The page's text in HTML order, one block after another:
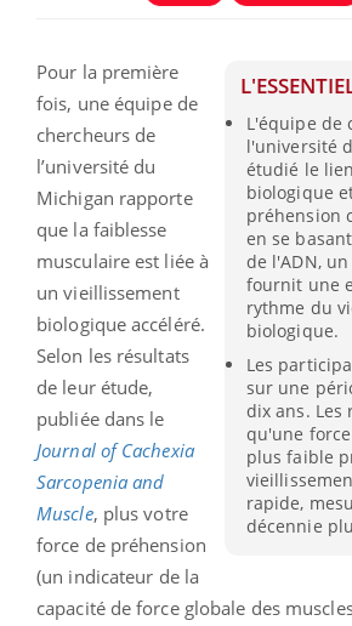
L'équipe de
l'université
étudié le
biologique
préhension
en se
de l'ADN,
fournit une
rythme du
biologique.
Les
sur une
dix ans.
qu'une
plus faible
rapide,
décennie
Pour la première
fois, une équipe de
chercheurs de
l’université du
Michigan rapporte
que la faiblesse
musculaire est liée à
un vieillissement
biologique accéléré.
Selon les résultats
de leur étude,
publiée dans le
Journal of Cachexia
Sarcopenia and
Muscle, plus votre
force de préhension
(un indicateur de la
capacité de force globale des